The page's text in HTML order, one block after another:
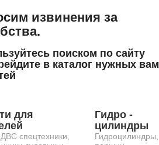
извинения за
поиском по сайту
в каталог нужных вам
для
спецтехники,
Гидро -
цилиндры
Гидроцилиндры,